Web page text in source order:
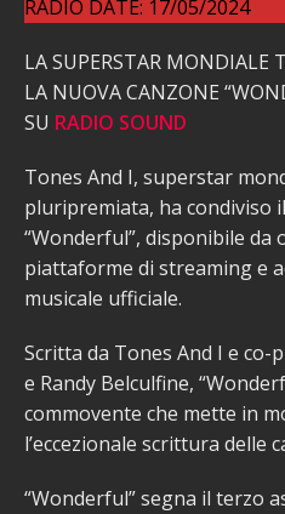
RADIO DATE: 17/05/2024
LA SUPERSTAR MONDIALE
LA NUOVA CANZONE
SU RADIO SOUND
Tones And I, superstar
pluripremiata, ha condiviso
“Wonderful”, disponibile
piattaforme di streaming e
musicale ufficiale.
Scritta da Tones And I e co-
e Randy Belculfine,
commovente che mette in
l’eccezionale scrittura delle
“Wonderful” segna il terzo